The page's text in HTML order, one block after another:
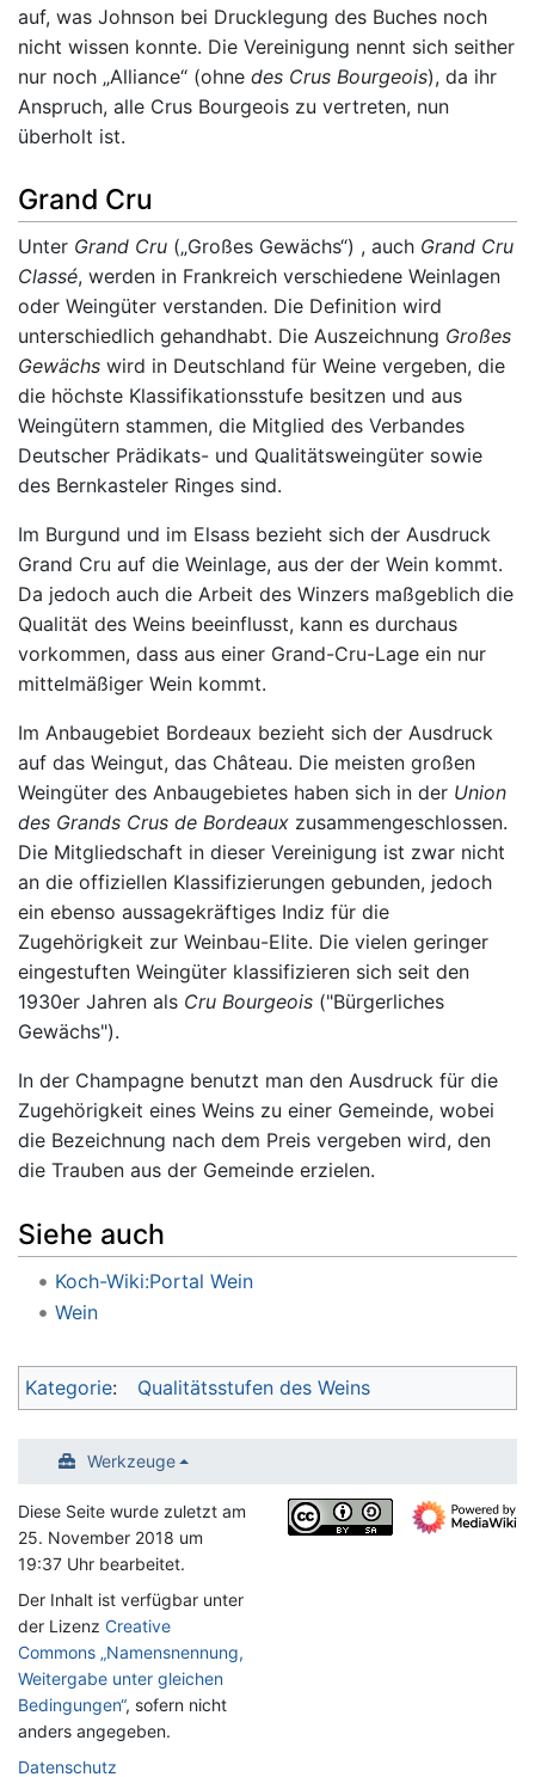
auf, was Johnson bei Drucklegung des Buches noch
nicht wissen konnte. Die Vereinigung nennt sich seither
nur noch „Alliance“ (ohne des Crus Bourgeois), da ihr
Anspruch, alle Crus Bourgeois zu vertreten, nun
überholt ist.
Grand Cru
Unter Grand Cru („Großes Gewächs“) , auch Grand Cru
Classé, werden in Frankreich verschiedene Weinlagen
oder Weingüter verstanden. Die Definition wird
unterschiedlich gehandhabt. Die Auszeichnung Großes
Gewächs wird in Deutschland für Weine vergeben, die
die höchste Klassifikationsstufe besitzen und aus
Weingütern stammen, die Mitglied des Verbandes
Deutscher Prädikats- und Qualitätsweingüter sowie
des Bernkasteler Ringes sind.
Im Burgund und im Elsass bezieht sich der Ausdruck
Grand Cru auf die Weinlage, aus der der Wein kommt.
Da jedoch auch die Arbeit des Winzers maßgeblich die
Qualität des Weins beeinflusst, kann es durchaus
vorkommen, dass aus einer Grand-Cru-Lage ein nur
mittelmäßiger Wein kommt.
Im Anbaugebiet Bordeaux bezieht sich der Ausdruck
auf das Weingut, das Château. Die meisten großen
Weingüter des Anbaugebietes haben sich in der Union
des Grands Crus de Bordeaux zusammengeschlossen.
Die Mitgliedschaft in dieser Vereinigung ist zwar nicht
an die offiziellen Klassifizierungen gebunden, jedoch
ein ebenso aussagekräftiges Indiz für die
Zugehörigkeit zur Weinbau-Elite. Die vielen geringer
eingestuften Weingüter klassifizieren sich seit den
1930er Jahren als Cru Bourgeois ("Bürgerliches
Gewächs").
In der Champagne benutzt man den Ausdruck für die
Zugehörigkeit eines Weins zu einer Gemeinde, wobei
die Bezeichnung nach dem Preis vergeben wird, den
die Trauben aus der Gemeinde erzielen.
Siehe auch
Koch-Wiki:Portal Wein
Wein
Kategorie: Qualitätsstufen des Weins
Werkzeuge
Diese Seite wurde zuletzt am
25. November 2018 um
19:37 Uhr bearbeitet.
Der Inhalt ist verfügbar unter
der Lizenz Creative
Commons „Namensnennung,
Weitergabe unter gleichen
Bedingungen“, sofern nicht
anders angegeben.
Datenschutz